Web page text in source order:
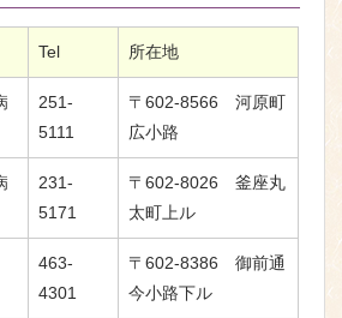
Tel 所在地
251-
5111
〒602-8566 河原町
広小路
231-
5171
〒602-8026 釜座丸
太町上ル
463-
4301
〒602-8386 御前通
今小路下ル